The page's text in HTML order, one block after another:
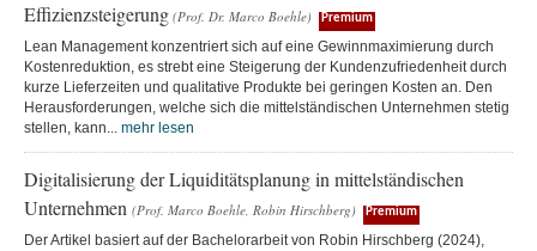
Effizienzsteigerung (Prof. Dr. Marco Boehle) Premium
Lean Management konzentriert sich auf eine Gewinnmaximierung durch
Kostenreduktion, es strebt eine Steigerung der Kundenzufriedenheit durch
kurze Lieferzeiten und qualitative Produkte bei geringen Kosten an. Den
Herausforderungen, welche sich die mittelständischen Unternehmen stetig
stellen, kann... mehr lesen
Digitalisierung der Liquiditätsplanung in mittelständischen
Unternehmen (Prof. Marco Boehle, Robin Hirschberg) Premium
Der Artikel basiert auf der Bachelorarbeit von Robin Hirschberg (2024),